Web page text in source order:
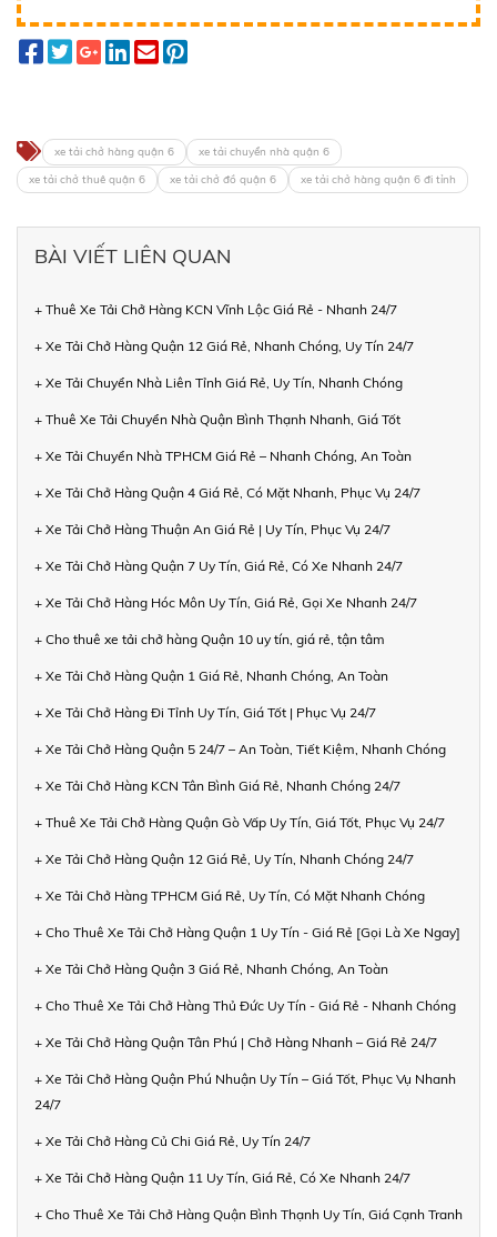
xe tải chở hàng quận 6
xe tải chuyển nhà quận 6
xe tải chở thuê quận 6
xe tải chở đồ quận 6 xe tải chở hàng quận 6 đi tỉnh
BÀI VIẾT LIÊN QUAN
+ Thuê Xe Tải Chở Hàng KCN Vĩnh Lộc Giá Rẻ - Nhanh 24/7
+ Xe Tải Chở Hàng Quận 12 Giá Rẻ, Nhanh Chóng, Uy Tín 24/7
+ Xe Tải Chuyển Nhà Liên Tỉnh Giá Rẻ, Uy Tín, Nhanh Chóng
+ Thuê Xe Tải Chuyển Nhà Quận Bình Thạnh Nhanh, Giá Tốt
+ Xe Tải Chuyển Nhà TPHCM Giá Rẻ – Nhanh Chóng, An Toàn
+ Xe Tải Chở Hàng Quận 4 Giá Rẻ, Có Mặt Nhanh, Phục Vụ 24/7
+ Xe Tải Chở Hàng Thuận An Giá Rẻ | Uy Tín, Phục Vụ 24/7
+ Xe Tải Chở Hàng Quận 7 Uy Tín, Giá Rẻ, Có Xe Nhanh 24/7
+ Xe Tải Chở Hàng Hóc Môn Uy Tín, Giá Rẻ, Gọi Xe Nhanh 24/7
+ Cho thuê xe tải chở hàng Quận 10 uy tín, giá rẻ, tận tâm
+ Xe Tải Chở Hàng Quận 1 Giá Rẻ, Nhanh Chóng, An Toàn
+ Xe Tải Chở Hàng Đi Tỉnh Uy Tín, Giá Tốt | Phục Vụ 24/7
+ Xe Tải Chở Hàng Quận 5 24/7 – An Toàn, Tiết Kiệm, Nhanh Chóng
+ Xe Tải Chở Hàng KCN Tân Bình Giá Rẻ, Nhanh Chóng 24/7
+ Thuê Xe Tải Chở Hàng Quận Gò Vấp Uy Tín, Giá Tốt, Phục Vụ 24/7
+ Xe Tải Chở Hàng Quận 12 Giá Rẻ, Uy Tín, Nhanh Chóng 24/7
+ Xe Tải Chở Hàng TPHCM Giá Rẻ, Uy Tín, Có Mặt Nhanh Chóng
+ Cho Thuê Xe Tải Chở Hàng Quận 1 Uy Tín - Giá Rẻ [Gọi Là Xe Ngay]
+ Xe Tải Chở Hàng Quận 3 Giá Rẻ, Nhanh Chóng, An Toàn
+ Cho Thuê Xe Tải Chở Hàng Thủ Đức Uy Tín - Giá Rẻ - Nhanh Chóng
+ Xe Tải Chở Hàng Quận Tân Phú | Chở Hàng Nhanh – Giá Rẻ 24/7
+ Xe Tải Chở Hàng Quận Phú Nhuận Uy Tín – Giá Tốt, Phục Vụ Nhanh
24/7
+ Xe Tải Chở Hàng Củ Chi Giá Rẻ, Uy Tín 24/7
+ Xe Tải Chở Hàng Quận 11 Uy Tín, Giá Rẻ, Có Xe Nhanh 24/7
+ Cho Thuê Xe Tải Chở Hàng Quận Bình Thạnh Uy Tín, Giá Cạnh Tranh